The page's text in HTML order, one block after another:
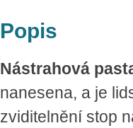
Popis
Nástrahová
nanesena, a je
zviditelnění stop